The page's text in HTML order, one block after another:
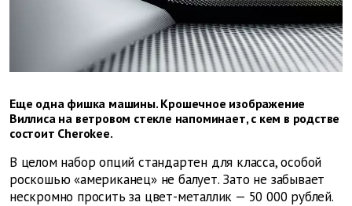
Еще одна фишка машины. Крошечное изображение
Виллиса на ветровом стекле напоминает, с кем в родстве
состоит Cherokee.
В целом набор опций стандартен для класса, особой
роскошью «американец» не балует. Зато не забывает
нескромно просить за цвет-металлик — 50 000 рублей.